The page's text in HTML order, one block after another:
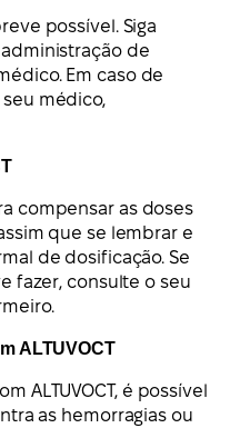
possível. Siga
de
Em caso de
médico,
compensar as doses
que se lembrar e
de dosificação. Se
fazer, consulte o seu
ALTUVOCT
ALTUVOCT, é possível
as hemorragias ou